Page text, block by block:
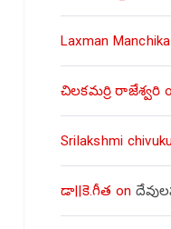
Laxman
చిలకమర్రి రాజేశ్వరి
Srilakshmi
డా||కె.గీత on